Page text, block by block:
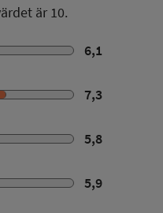
är 10.
6,1
7,3
5,8
5,9